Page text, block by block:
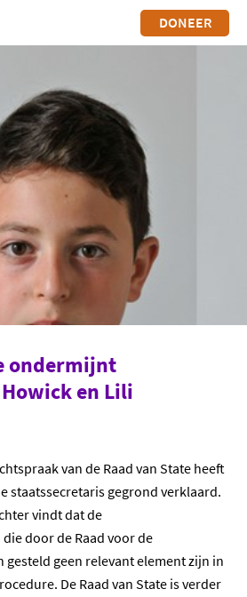
DONEER
ondermijnt
en Lili
van de Raad van State heeft
staatssecretaris gegrond verklaard.
vindt dat de
door de Raad voor de
geen relevant element zijn in
De Raad van State is verder